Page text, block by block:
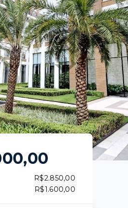
R$2.850,00
R$1.600,00